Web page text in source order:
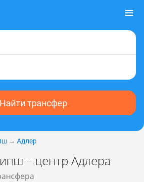
Найти трансфер
→ Адлер
– центр Адлера